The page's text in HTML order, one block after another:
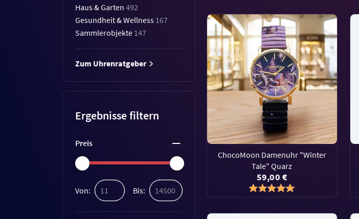
Haus & Garten 492
Gesundheit & Wellness 167
Sammlerobjekte 147
Zum Uhrenratgeber
Ergebnisse filtern
Preis
Von: Bis:
ChocoMoon Damenuhr "Winter
Tale" Quarz
59,00 €